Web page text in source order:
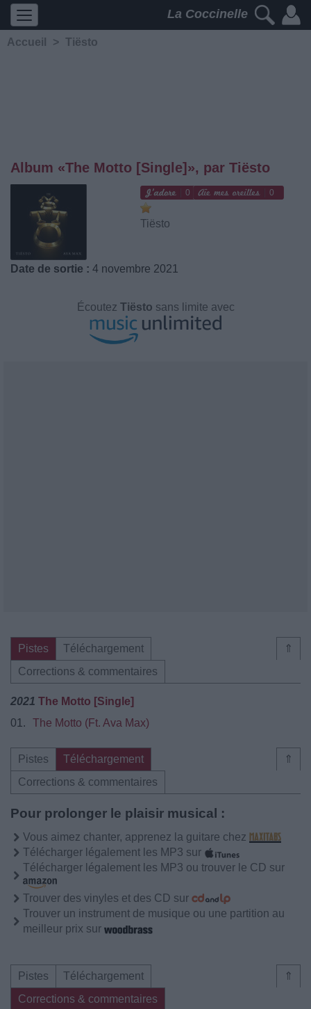
La Coccinelle
Accueil > Tiësto
Album «The Motto [Single]», par Tiësto
0 0
Tiësto
Date de sortie : 4 novembre 2021
Écoutez Tiësto sans limite avec
⇑
Pistes
Téléchargement
Corrections & commentaires
2021 The Motto [Single]
01.
The Motto (Ft. Ava Max)
⇑
Pistes
Téléchargement
Corrections & commentaires
Pour prolonger le plaisir musical :
Vous aimez chanter, apprenez la guitare chez
Télécharger légalement les MP3 sur
Télécharger légalement les MP3 ou trouver le CD sur
Trouver des vinyles et des CD sur
Trouver un instrument de musique ou une partition au
meilleur prix sur
⇑
Pistes
Téléchargement
Corrections & commentaires